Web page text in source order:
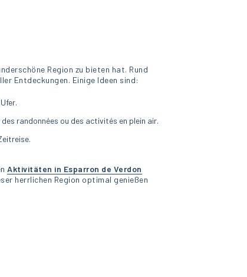
Region zu bieten hat. Rund
Entdeckungen. Einige Ideen sind:
randonnées ou des activités en plein air.
Aktivitäten in Esparron de Verdon
herrlichen Region optimal genießen